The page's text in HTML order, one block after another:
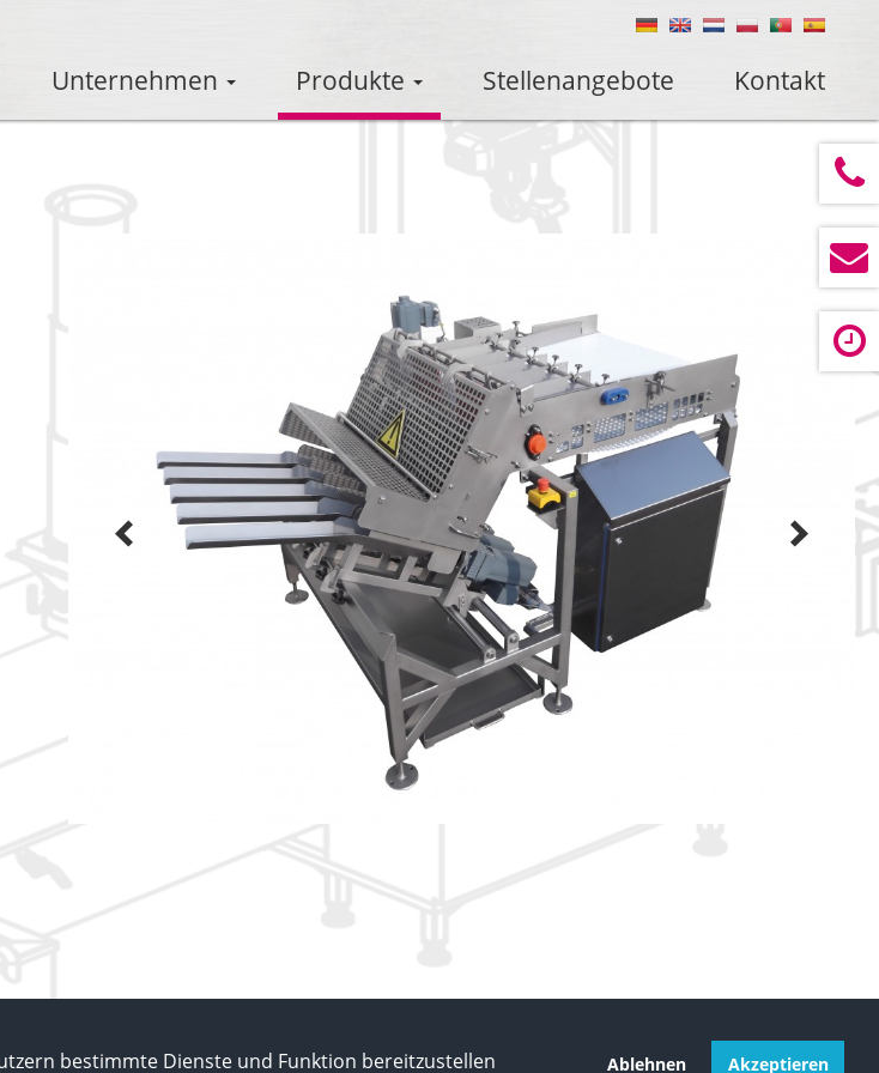
bestimmte Dienste und Funktion bereitzustellen
Ablehnen Akzeptieren
Unternehmen Produkte Stellenangebote Kontakt